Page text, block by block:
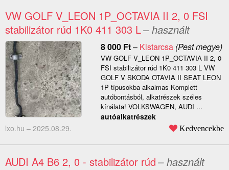
VW GOLF V_LEON 1P_OCTAVIA II 2, 0 FSI
stabilizátor rúd 1K0 411 303 L– használt
8 000 Ft– Kistarcsa(Pest megye)
VW GOLF V_LEON 1P_OCTAVIA II 2, 0
FSI stabilizátor rúd 1K0 411 303 L VW
GOLF V SKODA OTAVIA II SEAT LEON
1P típusokba alkalmas Komplett
autóbontásból, alkatrészek széles
kínálata! VOLKSWAGEN, AUDI ...
autóalkatrészek
lxo.hu – 2025.08.29. Kedvencekbe
AUDI A4 B6 2, 0 - stabilizátor rúd– használt